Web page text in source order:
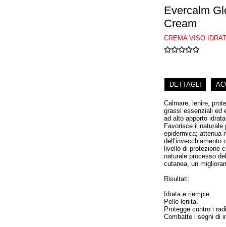
Evercalm
Cream
CREMA VISO
DETTAGLI
Calmare, lenire,
grassi essenziali ed
ad alto apporto
Favorisce il naturale
epidermica; attenua
dell’invecchiamento
livello di protezione
naturale processo
cutanea, un
Risultati:
Idrata e riempie.
Pelle lenita.
Protegge contro i
Combatte i segni di